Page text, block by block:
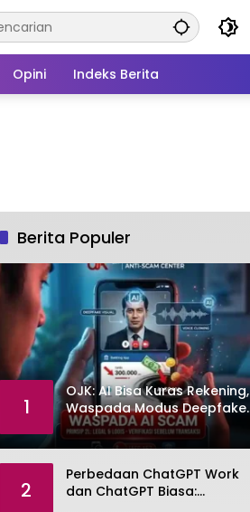
Opini Indeks Berita
Berita Populer
1
OJK: AI Bisa Kuras Rekening,
Waspada Modus Deepfake
dan Voice Cloning
2
Perbedaan ChatGPT Work
dan ChatGPT Biasa: